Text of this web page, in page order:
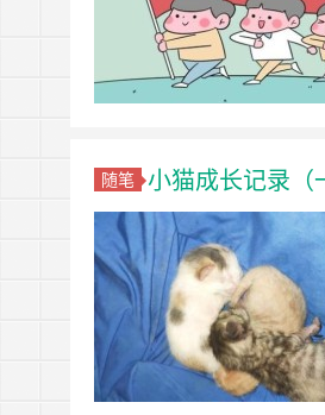
随笔 小猫成长记录（